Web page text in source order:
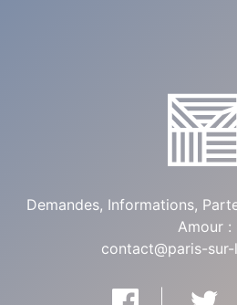
Demandes, Informations,
Amour :
contact@paris-